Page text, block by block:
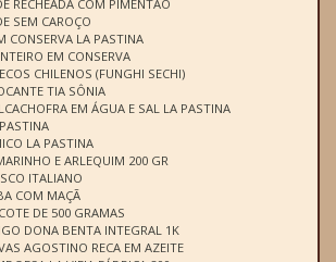
RECHEADA COM PIMENTÃO
SEM CAROÇO
CONSERVA LA PASTINA
EM CONSERVA
CHILENOS (FUNGHI SECHI)
TIA SÔNIA
EM ÁGUA E SAL LA PASTINA
LA PASTINA
E ARLEQUIM 200 GR
ITALIANO
COM MAÇÃ
DE 500 GRAMAS
DONA BENTA INTEGRAL 1K
AGOSTINO RECA EM AZEITE